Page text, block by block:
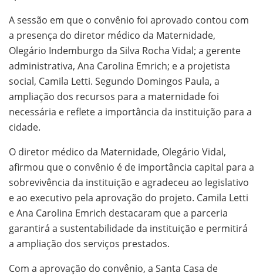
A sessão em que o convênio foi aprovado contou com
a presença do diretor médico da Maternidade,
Olegário Indemburgo da Silva Rocha Vidal; a gerente
administrativa, Ana Carolina Emrich; e a projetista
social, Camila Letti. Segundo Domingos Paula, a
ampliação dos recursos para a maternidade foi
necessária e reflete a importância da instituição para a
cidade.
O diretor médico da Maternidade, Olegário Vidal,
afirmou que o convênio é de importância capital para a
sobrevivência da instituição e agradeceu ao legislativo
e ao executivo pela aprovação do projeto. Camila Letti
e Ana Carolina Emrich destacaram que a parceria
garantirá a sustentabilidade da instituição e permitirá
a ampliação dos serviços prestados.
Com a aprovação do convênio, a Santa Casa de